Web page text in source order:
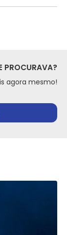
PROCURAVA?
agora mesmo!